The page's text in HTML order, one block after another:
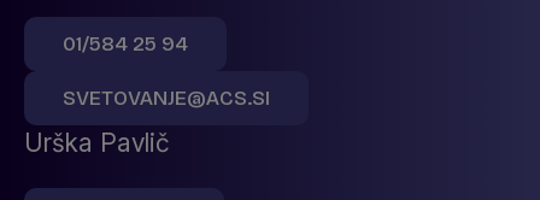
01/584 25 94
SVETOVANJE@ACS.SI
Urška Pavlič